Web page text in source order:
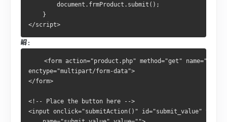
        document.frmProduct.submit();
    }
</script>
解：
<form action="product.php" method="get"
enctype="multipart/form-data">
</form>
<!-- Place the button here -->
<input onclick="submitAction()" id="submit_value"